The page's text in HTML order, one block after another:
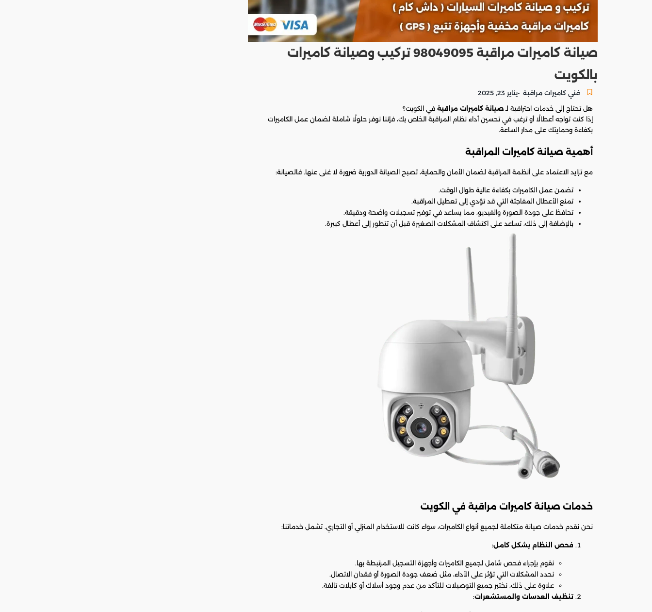
صيانة كاميرات مراقبة 98049095 تركيب وصيانة كاميرات
بالكويت
فني كاميرات مراقبة -يناير 23, 2025
هل تحتاج إلى خدمات احترافية لـ صيانة كاميرات مراقبة في الكويت؟
إذا كنت تواجه أعطالًا أو ترغب في تحسين أداء نظام المراقبة الخاص بك، فإننا نوفر حلولًا شاملة لضمان عمل الكاميرات
بكفاءة وحمايتك على مدار الساعة.
أهمية صيانة كاميرات المراقبة
مع تزايد الاعتماد على أنظمة المراقبة لضمان الأمان والحماية، تصبح الصيانة الدورية ضرورة لا غنى عنها. فالصيانة:
تضمن عمل الكاميرات بكفاءة عالية طوال الوقت.
تمنع الأعطال المفاجئة التي قد تؤدي إلى تعطيل المراقبة.
تحافظ على جودة الصورة والفيديو، مما يساعد في توفير تسجيلات واضحة ودقيقة.
بالإضافة إلى ذلك، تساعد على اكتشاف المشكلات الصغيرة قبل أن تتطور إلى أعطال كبيرة.
خدمات صيانة كاميرات مراقبة في الكويت
نحن نقدم خدمات صيانة متكاملة لجميع أنواع الكاميرات، سواء كانت للاستخدام المنزلي أو التجاري. تشمل خدماتنا:
فحص النظام بشكل كامل:
نقوم بإجراء فحص شامل لجميع الكاميرات وأجهزة التسجيل المرتبطة بها.
نحدد المشكلات التي تؤثر على الأداء، مثل ضعف جودة الصورة أو فقدان الاتصال.
علاوة على ذلك، نختبر جميع التوصيلات للتأكد من عدم وجود أسلاك أو كابلات تالفة.
تنظيف العدسات والمستشعرات: